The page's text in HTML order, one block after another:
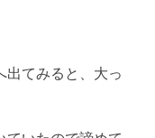
出てみると、大っ